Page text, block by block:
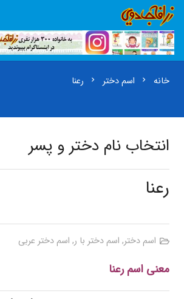
خانه chevron_right اسم دختر chevron_right رعنا
انتخاب نام دختر و پسر
رعنا
اسم دختر, اسم دختر با ر, اسم دختر عربی
معنی اسم رعنا